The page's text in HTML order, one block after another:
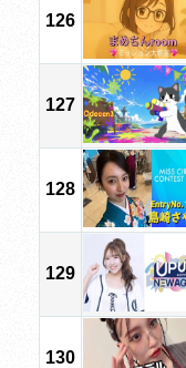
126
127
128
129
130